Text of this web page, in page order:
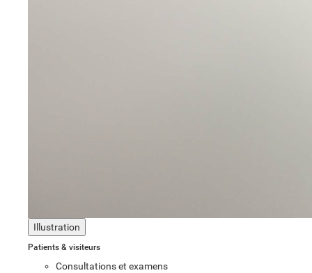
Illustration
Patients & visiteurs
Consultations et examens